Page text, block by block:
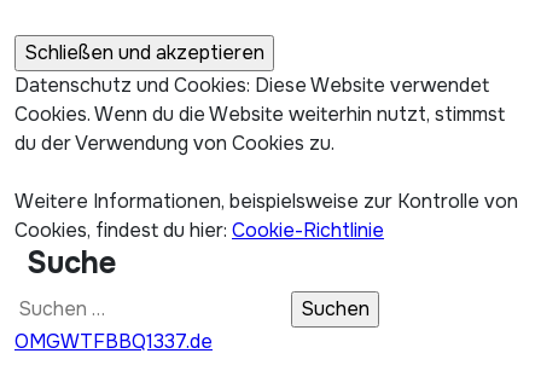
Datenschutz und Cookies: Diese Website verwendet
Cookies. Wenn du die Website weiterhin nutzt, stimmst
du der Verwendung von Cookies zu.
Weitere Informationen, beispielsweise zur Kontrolle von
Cookies, findest du hier: Cookie-Richtlinie
Suche
Suchen
nach:
OMGWTFBBQ1337.de